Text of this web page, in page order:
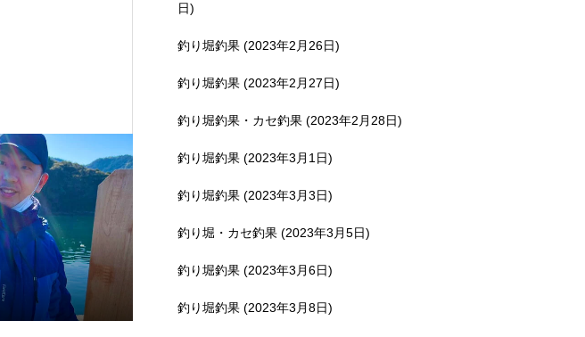
日)
釣り堀釣果 (2023年2月26日)
釣り堀釣果 (2023年2月27日)
釣り堀釣果・カセ釣果 (2023年2月28日)
釣り堀釣果 (2023年3月1日)
釣り堀釣果 (2023年3月3日)
釣り堀・カセ釣果 (2023年3月5日)
釣り堀釣果 (2023年3月6日)
釣り堀釣果 (2023年3月8日)